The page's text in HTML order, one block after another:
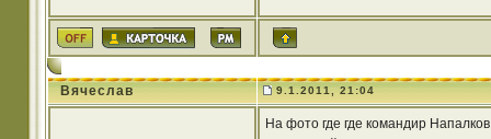
Вячеслав 9.1.2011, 21:04
На фото где где командир